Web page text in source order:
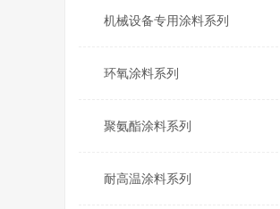
机械设备专用涂料系列
环氧涂料系列
聚氨酯涂料系列
耐高温涂料系列